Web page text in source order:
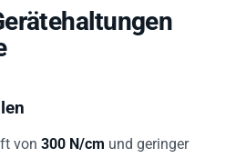
von 300 N/cm und geringer